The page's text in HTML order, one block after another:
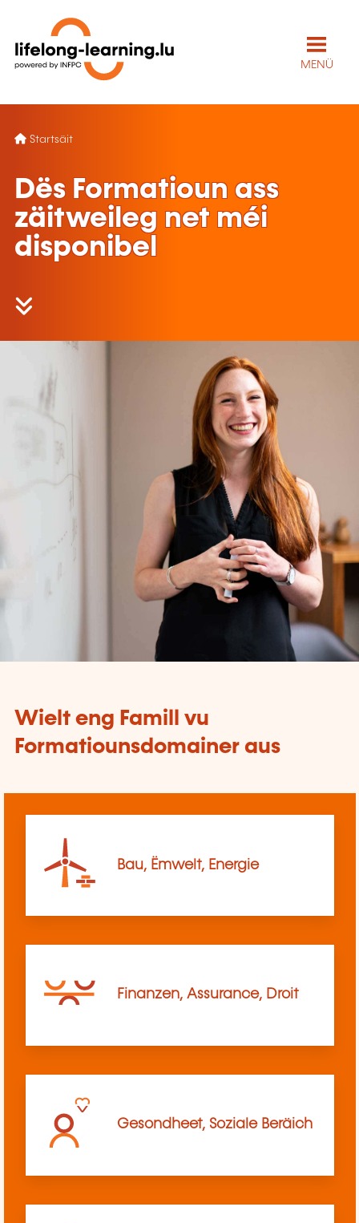
MENÜ
Startsäit
Dës Formatioun ass
zäitweileg net méi
disponibel
Wielt eng Famill vu
Formatiounsdomainer aus
Bau, Ëmwelt, Energie
Finanzen, Assurance, Droit
Gesondheet, Soziale Beräich